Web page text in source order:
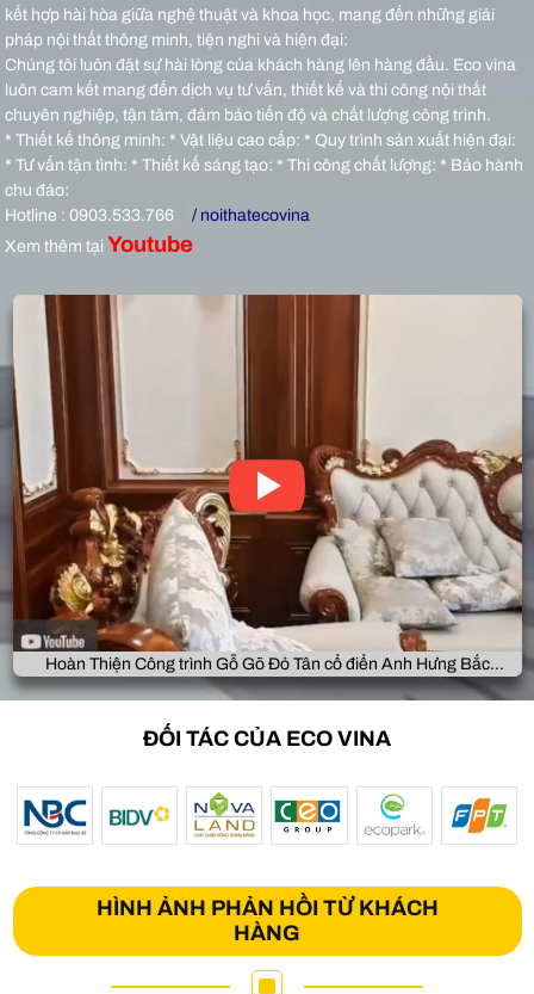
kết hợp hài hòa giữa nghệ thuật và khoa học, mang đến những giải
pháp nội thất thông minh, tiện nghi và hiện đại:
Chúng tôi luôn đặt sự hài lòng của khách hàng lên hàng đầu. Eco vina
luôn cam kết mang đến dịch vụ tư vấn, thiết kế và thi công nội thất
chuyên nghiệp, tận tâm, đảm bảo tiến độ và chất lượng công trình.
* Thiết kế thông minh: * Vật liệu cao cấp: * Quy trình sản xuất hiện đại:
* Tư vấn tận tình: * Thiết kế sáng tạo: * Thi công chất lượng: * Bảo hành
chu đáo:
Hotline : 0903.533.766
/ noithatecovina
Xem thêm tại Youtube
Hoàn Thiện Công trình Gỗ Gõ Đỏ Tân cổ điển Anh Hưng Bắc
Giang
ĐỐI TÁC CỦA ECO VINA
HÌNH ẢNH PHẢN HỒI TỪ KHÁCH
HÀNG